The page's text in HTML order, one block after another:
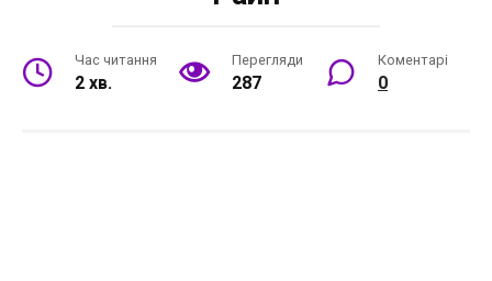
Час читання
2 хв.
Перегляди
287
Коментарі
0